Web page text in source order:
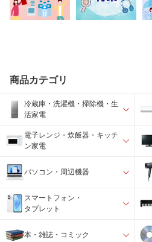
商品カテゴリ
冷蔵庫・洗濯機・掃除機・生
活家電
電子レンジ・炊飯器・キッチ
ン家電
パソコン・周辺機器
スマートフォン・
タブレット
本・雑誌・コミック